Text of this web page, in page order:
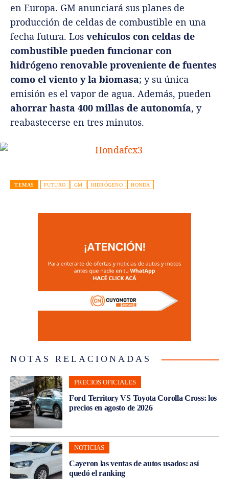
en Europa. GM anunciará sus planes de
producción de celdas de combustible en una
fecha futura. Los vehículos con celdas de
combustible pueden funcionar con
hidrógeno renovable proveniente de fuentes
como el viento y la biomasa; y su única
emisión es el vapor de agua. Además, pueden
ahorrar hasta 400 millas de autonomía, y
reabastecerse en tres minutos.
TEMAS FUTURO GM HIDRÓGENO HONDA
NOTAS RELACIONADAS
PRECIOS OFICIALES
Ford Territory VS Toyota Corolla Cross: los
precios en agosto de 2026
NOTICIAS
Cayeron las ventas de autos usados: así
quedó el ranking